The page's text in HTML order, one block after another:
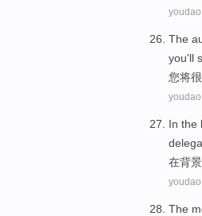
youdao
The
you'll
您将
youdao
In the
在背景
youdao
The